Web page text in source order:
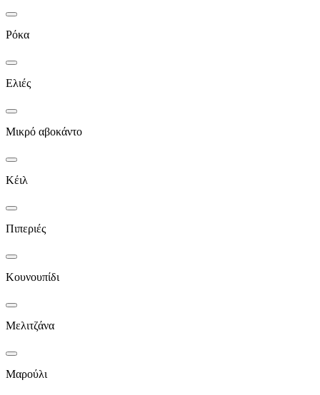
Ρόκα
Ελιές
Μικρό αβοκάντο
Κέιλ
Πιπεριές
Κουνουπίδι
Μελιτζάνα
Μαρούλι